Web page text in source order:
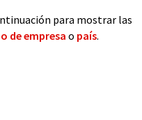
para mostrar las
de empresa o país.